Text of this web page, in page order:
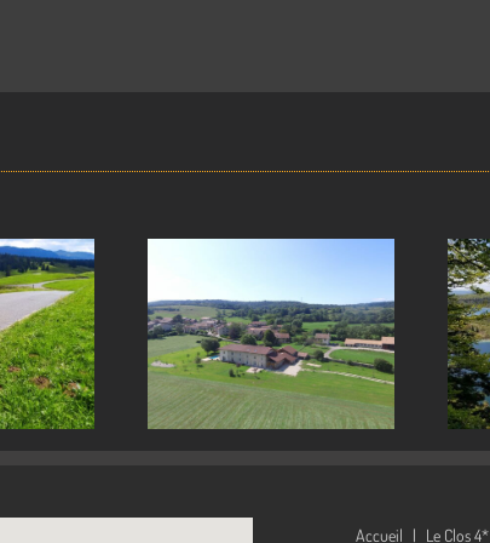
gîtes
le Jura
Pourquoi venir
dans le Jura
dans nos gîtes?
Accueil Le Clos 4*